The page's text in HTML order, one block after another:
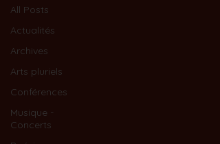
All Posts
Actualités
Archives
Arts pluriels
Conférences
Musique -
Concerts